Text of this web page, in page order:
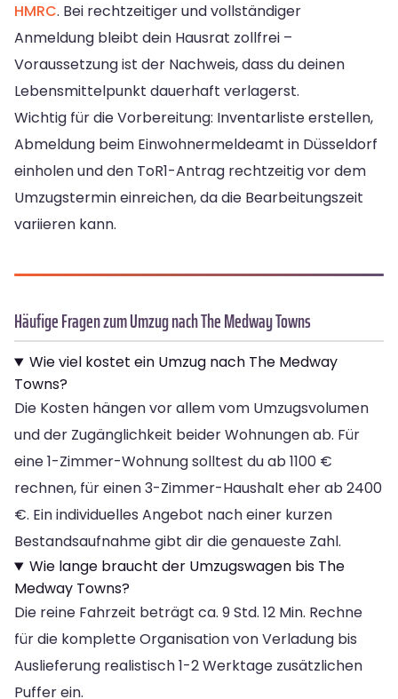
HMRC. Bei rechtzeitiger und vollständiger
Anmeldung bleibt dein Hausrat zollfrei –
Voraussetzung ist der Nachweis, dass du deinen
Lebensmittelpunkt dauerhaft verlagerst.
Wichtig für die Vorbereitung: Inventarliste erstellen,
Abmeldung beim Einwohnermeldeamt in Düsseldorf
einholen und den ToR1-Antrag rechtzeitig vor dem
Umzugstermin einreichen, da die Bearbeitungszeit
variieren kann.
Häufige Fragen zum Umzug nach The Medway Towns
Wie viel kostet ein Umzug nach The Medway
Towns?
Die Kosten hängen vor allem vom Umzugsvolumen
und der Zugänglichkeit beider Wohnungen ab. Für
eine 1-Zimmer-Wohnung solltest du ab 1100 €
rechnen, für einen 3-Zimmer-Haushalt eher ab 2400
€. Ein individuelles Angebot nach einer kurzen
Bestandsaufnahme gibt dir die genaueste Zahl.
Wie lange braucht der Umzugswagen bis The
Medway Towns?
Die reine Fahrzeit beträgt ca. 9 Std. 12 Min. Rechne
für die komplette Organisation von Verladung bis
Auslieferung realistisch 1-2 Werktage zusätzlichen
Puffer ein.